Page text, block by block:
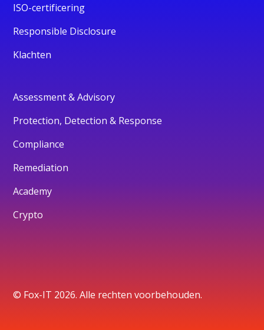
ISO-certificering
Responsible Disclosure
Klachten
Assessment & Advisory
Protection, Detection & Response
Compliance
Remediation
Academy
Crypto
© Fox-IT 2026. Alle rechten voorbehouden.